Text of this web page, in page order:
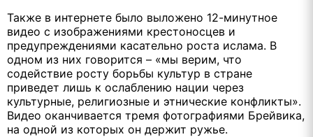
Также в интернете было выложено 12-минутное
видео с изображениями крестоносцев и
предупреждениями касательно роста ислама. В
одном из них говорится – «мы верим, что
содействие росту борьбы культур в стране
приведет лишь к ослаблению нации через
культурные, религиозные и этнические конфликты».
Видео оканчивается тремя фотографиями Брейвика,
на одной из которых он держит ружье.